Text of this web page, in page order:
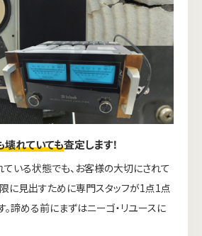
壊れていても査定します！
ている状態でも、お客様の大切にされて
に見出すために専門スタッフが1点1点
諦める前にまずはニーゴ・リユースに